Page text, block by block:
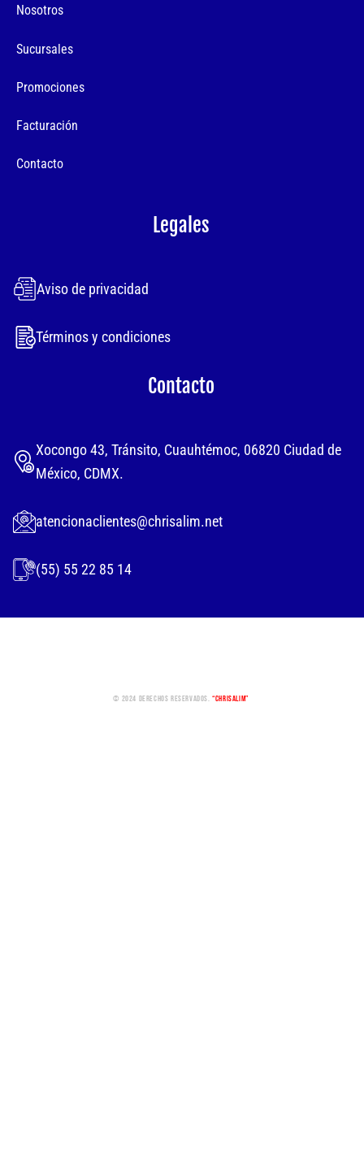
Nosotros
Sucursales
Promociones
Facturación
Contacto
Legales
Aviso de privacidad
Términos y condiciones
Contacto
Xocongo 43, Tránsito, Cuauhtémoc, 06820 Ciudad de
México, CDMX.
atencionaclientes@chrisalim.net
(55) 55 22 85 14
© 2024 Derechos Reservados.“Chrisalim”